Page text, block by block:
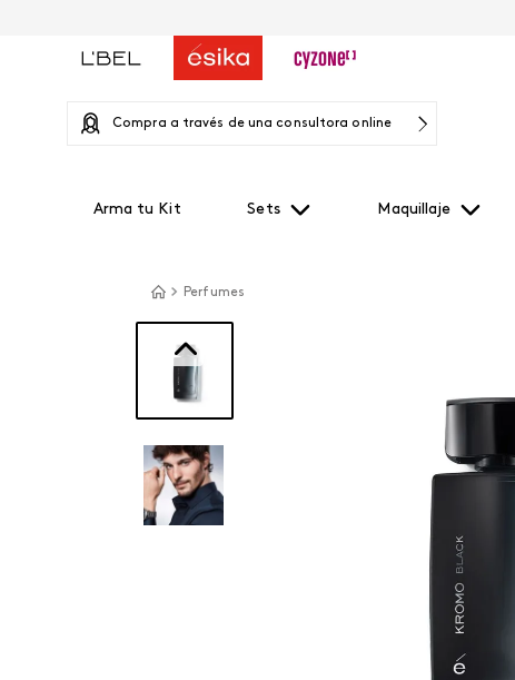
Compra a través de una consultora online
Arma tu Kit Sets Maquillaje
Perfumes